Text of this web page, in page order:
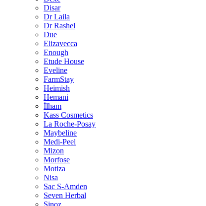
Disar
Dr Laila
Dr Rashel
Due
Elizavecca
Enough
Etude House
Eveline
FarmStay
Heimish
Hemani
İlham
Kass Cosmetics
La Roche-Posay
Maybeline
Medi-Peel
Mizon
Morfose
Motiza
Nisa
Sac S-Amden
Seven Herbal
Sinoz